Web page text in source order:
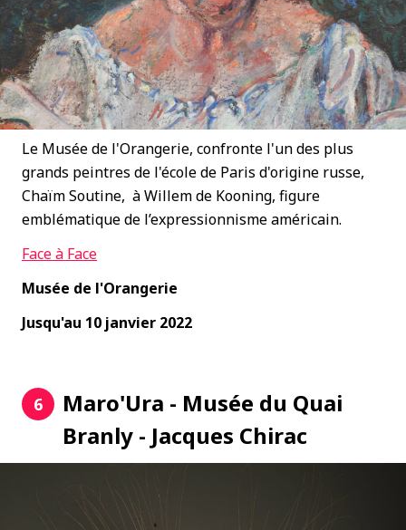
Le Musée de l'Orangerie, confronte l'un des plus
grands peintres de l'école de Paris d'origine russe,
Chaïm Soutine, à Willem de Kooning, figure
emblématique de l’expressionnisme américain.
Face à Face
Musée de l'Orangerie
Jusqu'au 10 janvier 2022
6
Maro'Ura - Musée du Quai
Branly - Jacques Chirac